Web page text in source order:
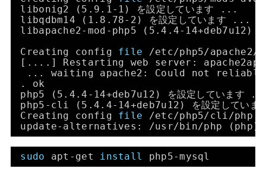
libonig2 (5.9.1-1) を設定しています ...
libqdbm14 (1.8.78-2) を設定しています ...
libapache2-mod-php5 (5.4.4-14+deb7u12)
Creating config file
/etc/php5/apache2/
[....] Restarting web server:
... waiting apache2: Could not
. ok
php5 (5.4.4-14+deb7u12) を設定しています
php5-cli (5.4.4-14+deb7u12) を設定してい
Creating config file /etc/php5/cli/php
update-alternatives: /usr/bin/php (php)
sudo apt-get install php5-mysql